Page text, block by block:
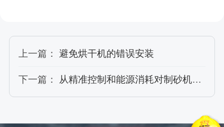
上一篇： 避免烘干机的错误安装
下一篇： 从精准控制和能源消耗对制砂机改良的尝试